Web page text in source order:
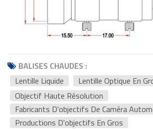
BALISES CHAUDES :
Lentille Liquide
Lentille Optique En
Objectif Haute Résolution
Fabricants D'objectifs De Caméra
Productions D'objectifs En Gros